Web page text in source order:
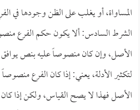
المساواة، أو يغلب على الظن وجودها في
الشرط السادس: ألا يكون حكم الفرع
الأصل، وإن كان منصوصاً عليه بنص
لتكثير الأدلة، يعني: إذا كان الفرع
الأصل فهذا لا يصح القياس، ولكن إذا